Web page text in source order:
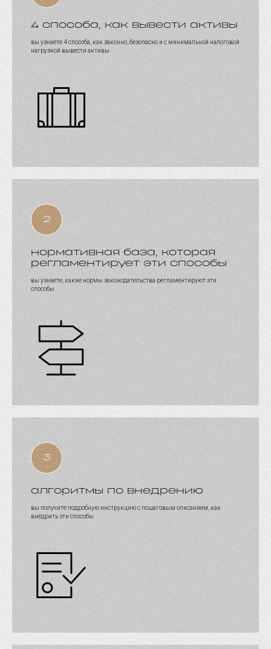
4 способа, как вывести активы
вы узнаете 4 способа, как законно, безопасно и с минимальной налоговой
нагрузкой вывести активы
нормативная база, которая
регламентирует эти способы
вы узнаете, какие нормы законодательства регламентируют эти
способы
алгоритмы по внедрению
вы получите подробную инструкцию с пошаговым описанием, как
внедрить эти способы